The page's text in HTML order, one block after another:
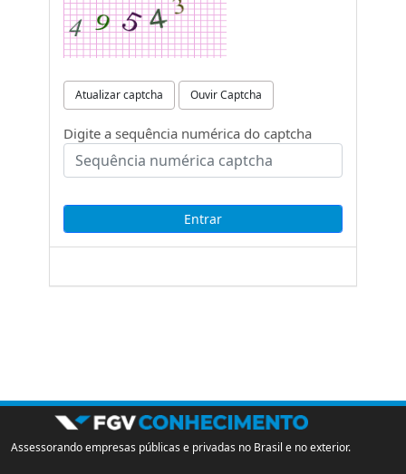
Atualizar captcha Ouvir Captcha
Digite a sequência numérica do captcha
Assessorando empresas públicas e privadas no Brasil e no exterior.